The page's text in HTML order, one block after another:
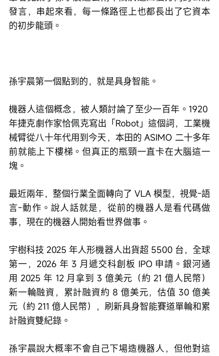
發言，串起來看，每一條路徑上也都長出了它資本
的初步龍頭。
孫宇晨第一個點到的，就是具身智能。
機器人這個概念，被人類討論了至少一百年。1920
年捷克劇作家恰佩克寫出「Robot」這個詞，工業機
械臂從八十年代用到今天，本田的 ASIMO 二十多年
前就能上下樓梯。但真正的瓶頸一直卡在大腦這一
塊。
最近兩年，整個行業全面轉向了 VLA 模型，視覺-語
言-動作。說人話就是，從前的機器人是看代碼做
事，現在的機器人開始看世界做事。
宇樹科技 2025 年人形機器人出貨超 5500 台，全球
第一，2026 年 3 月遞交科創板 IPO 申請。銀河通
用 2025 年 12 月拿到 3 億美元（約 21 億人民幣）
新一輪融資，累計融資約 8 億美元，估值 30 億美
元（約 211 億人民幣），刷新具身智能賽道單輪和累
計融資雙紀錄。
孫宇晨說大概率不會自己下場造機器人，但他對這